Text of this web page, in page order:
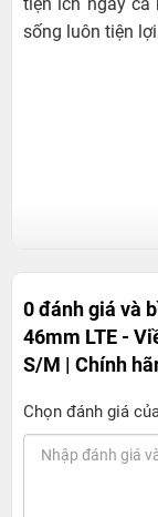
sống luôn tiện
0 đánh giá và
46mm LTE -
S/M | Chính
Chọn đánh giá